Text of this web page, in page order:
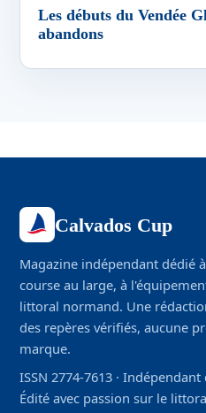
Les débuts du Vendée
abandons
Calvados Cup
Magazine indépendant dédié
course au large, à
littoral normand. Une
des repères vérifiés, aucune
marque.
ISSN 2774-7613 ·
Édité avec passion sur le